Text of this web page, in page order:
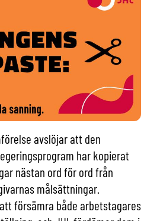
avslöjar att den
har kopierat
nästan ord för ord från
målsättningar.
försämra både arbetstagares